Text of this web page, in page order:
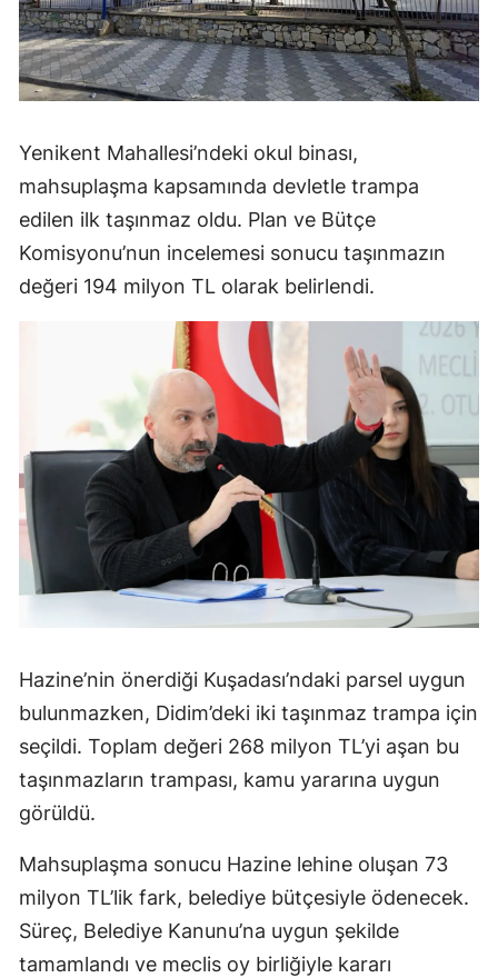
Yenikent Mahallesi’ndeki okul binası,
mahsuplaşma kapsamında devletle trampa
edilen ilk taşınmaz oldu. Plan ve Bütçe
Komisyonu’nun incelemesi sonucu taşınmazın
değeri 194 milyon TL olarak belirlendi.
Hazine’nin önerdiği Kuşadası’ndaki parsel uygun
bulunmazken, Didim’deki iki taşınmaz trampa için
seçildi. Toplam değeri 268 milyon TL’yi aşan bu
taşınmazların trampası, kamu yararına uygun
görüldü.
Mahsuplaşma sonucu Hazine lehine oluşan 73
milyon TL’lik fark, belediye bütçesiyle ödenecek.
Süreç, Belediye Kanunu’na uygun şekilde
tamamlandı ve meclis oy birliğiyle kararı